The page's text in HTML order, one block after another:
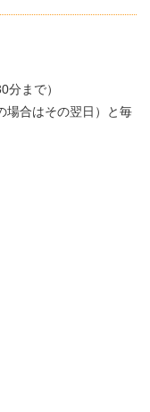
まで）
場合はその翌日）と毎